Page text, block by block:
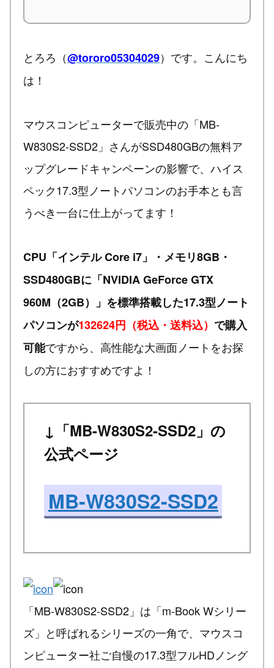
とろろ（@tororo05304029）です。こんにち
は！
マウスコンピューターで販売中の「MB-
W830S2-SSD2」さんがSSD480GBの無料ア
ップグレードキャンペーンの影響で、ハイス
ペック17.3型ノートパソコンのお手本とも言
うべき一台に仕上がってます！
CPU「インテル Core i7」・メモリ8GB・
SSD480GBに「NVIDIA GeForce GTX
960M（2GB）」を標準搭載した17.3型ノート
パソコンが132624円（税込・送料込） で購入
可能ですから、高性能な大画面ノートをお探
しの方におすすめですよ！
↓「MB-W830S2-SSD2」の
公式ページ
MB-W830S2-SSD2
「MB-W830S2-SSD2」は「m-Book Wシリー
ズ」と呼ばれるシリーズの一角で、マウスコ
ンピューター社ご自慢の17.3型フルHDノング